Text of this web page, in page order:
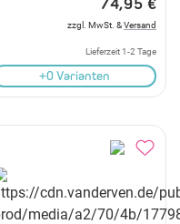
zzgl. MwSt. &Versand
Lieferzeit 1-2 Tage
+0 Varianten